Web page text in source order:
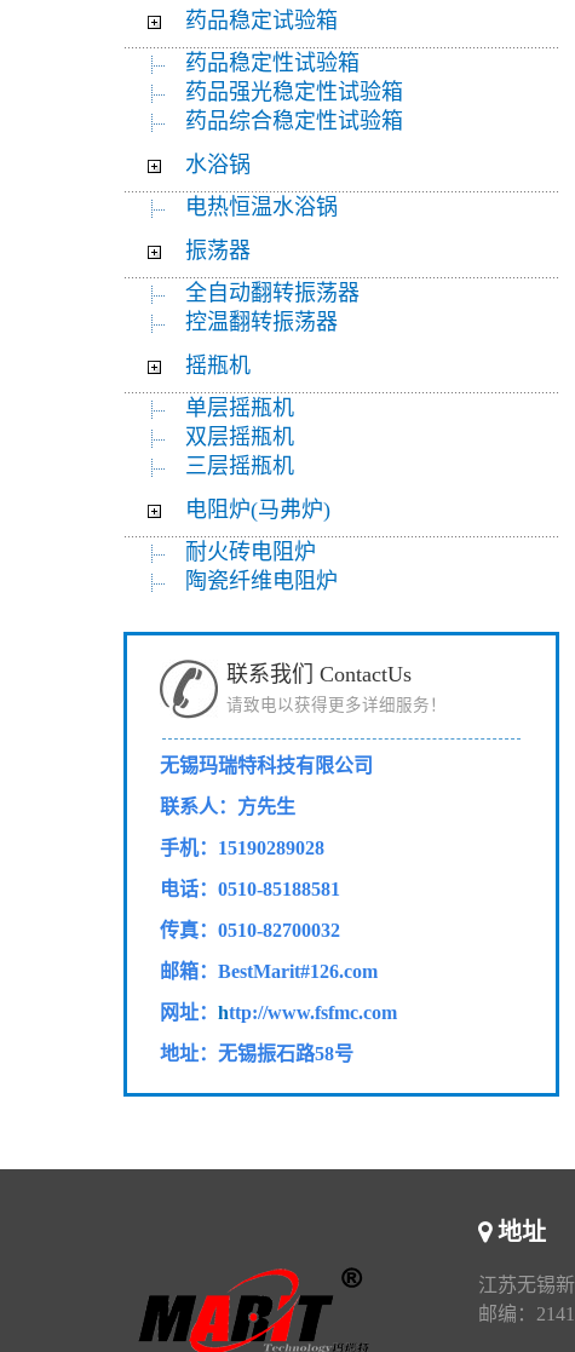
药品稳定试验箱
药品稳定性试验箱
药品强光稳定性试验箱
药品综合稳定性试验箱
水浴锅
电热恒温水浴锅
振荡器
全自动翻转振荡器
控温翻转振荡器
摇瓶机
单层摇瓶机
双层摇瓶机
三层摇瓶机
电阻炉(马弗炉)
耐火砖电阻炉
陶瓷纤维电阻炉
联系我们 ContactUs
请致电以获得更多详细服务！
无锡玛瑞特科技有限公司
联系人：方先生
手机：15190289028
电话：0510-85188581
传真： 0510-82700032
邮箱：BestMarit#126.com
网址： http://www.fsfmc.com
地址：无锡振石路58号
地址
江苏无锡
邮编：